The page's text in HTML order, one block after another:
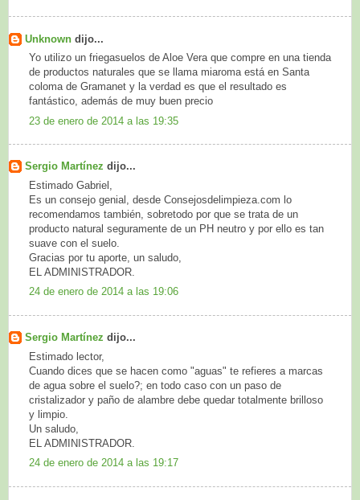
Unknown dijo...
Yo utilizo un friegasuelos de Aloe Vera que compre en una tienda
de productos naturales que se llama miaroma está en Santa
coloma de Gramanet y la verdad es que el resultado es
fantástico, además de muy buen precio
23 de enero de 2014 a las 19:35
Sergio Martínez dijo...
Estimado Gabriel,
Es un consejo genial, desde Consejosdelimpieza.com lo
recomendamos también, sobretodo por que se trata de un
producto natural seguramente de un PH neutro y por ello es tan
suave con el suelo.
Gracias por tu aporte, un saludo,
EL ADMINISTRADOR.
24 de enero de 2014 a las 19:06
Sergio Martínez dijo...
Estimado lector,
Cuando dices que se hacen como "aguas" te refieres a marcas
de agua sobre el suelo?; en todo caso con un paso de
cristalizador y paño de alambre debe quedar totalmente brilloso
y limpio.
Un saludo,
EL ADMINISTRADOR.
24 de enero de 2014 a las 19:17